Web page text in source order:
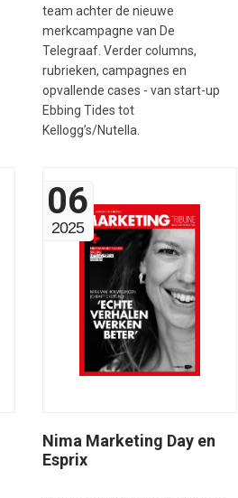
team achter de nieuwe
merkcampagne van De
Telegraaf. Verder columns,
rubrieken, campagnes en
opvallende cases - van start-up
Ebbing Tides tot
Kellogg’s/Nutella.
06
2025
Nima Marketing Day en
Esprix